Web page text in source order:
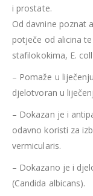
i prostate.
Od davnine poznat
potječe od alicina
stafilokokima, E.
– Pomaže u
djelotvoran u
– Dokazan je i
odavno koristi za
vermicularis.
– Dokazano je i
(Candida albicans).